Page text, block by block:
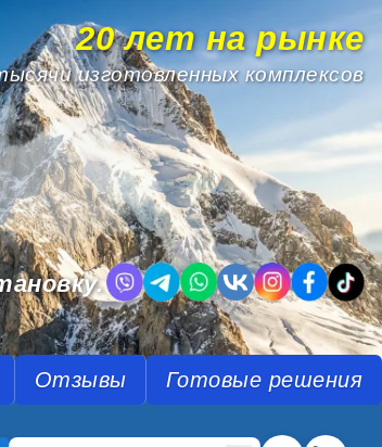
20 лет на рынке
изготовленных комплексов
Отзывы Готовые решения